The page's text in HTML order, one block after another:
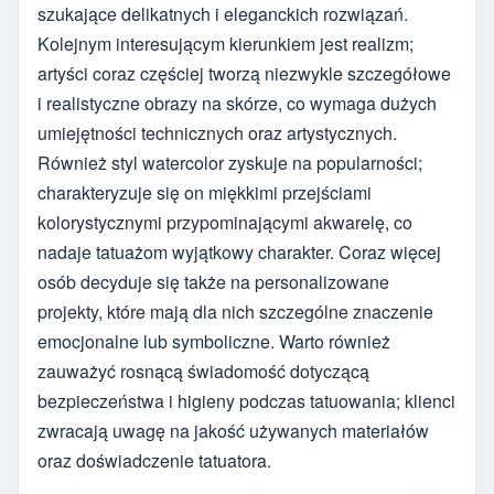
szukające delikatnych i eleganckich rozwiązań.
Kolejnym interesującym kierunkiem jest realizm;
artyści coraz częściej tworzą niezwykle szczegółowe
i realistyczne obrazy na skórze, co wymaga dużych
umiejętności technicznych oraz artystycznych.
Również styl watercolor zyskuje na popularności;
charakteryzuje się on miękkimi przejściami
kolorystycznymi przypominającymi akwarelę, co
nadaje tatuażom wyjątkowy charakter. Coraz więcej
osób decyduje się także na personalizowane
projekty, które mają dla nich szczególne znaczenie
emocjonalne lub symboliczne. Warto również
zauważyć rosnącą świadomość dotyczącą
bezpieczeństwa i higieny podczas tatuowania; klienci
zwracają uwagę na jakość używanych materiałów
oraz doświadczenie tatuatora.